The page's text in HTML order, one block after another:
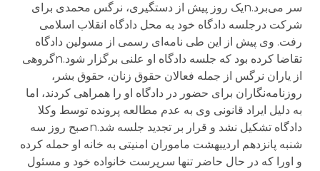
سر می‌برد.nیک روز پیش از دستگیری، نرگس محمدی برای
شرکت درجلسه دادگاه خود به محل دادگاه انقلاب اسلامی
رفت. وی پیش از این طی نامه‌ای رسمی از مسولین دادگاه
تقاضا کرده بود که جلسه دادگاه او علنی برگزار شود.nگروهی
از یاران نرگس از جمله فعالان حقوق زنان، حقوق بشر،
روزنامه‌نگاران برای حضور در دادگاه او را همراهی کردند، اما
به دلیل ایراد قانونی وی به عدم مطالعه پرونده توسط وکلا
دادگاه تشکیل نشد و قرار بر تجدید جلسه شد.nصبح روز سه
شنبه پانزدهم اردیبهشت ماموران امنیتی به خانه او حمله کرده
و اورا که در حال حاضر تنها سرپرست خانواده خود و مسئول